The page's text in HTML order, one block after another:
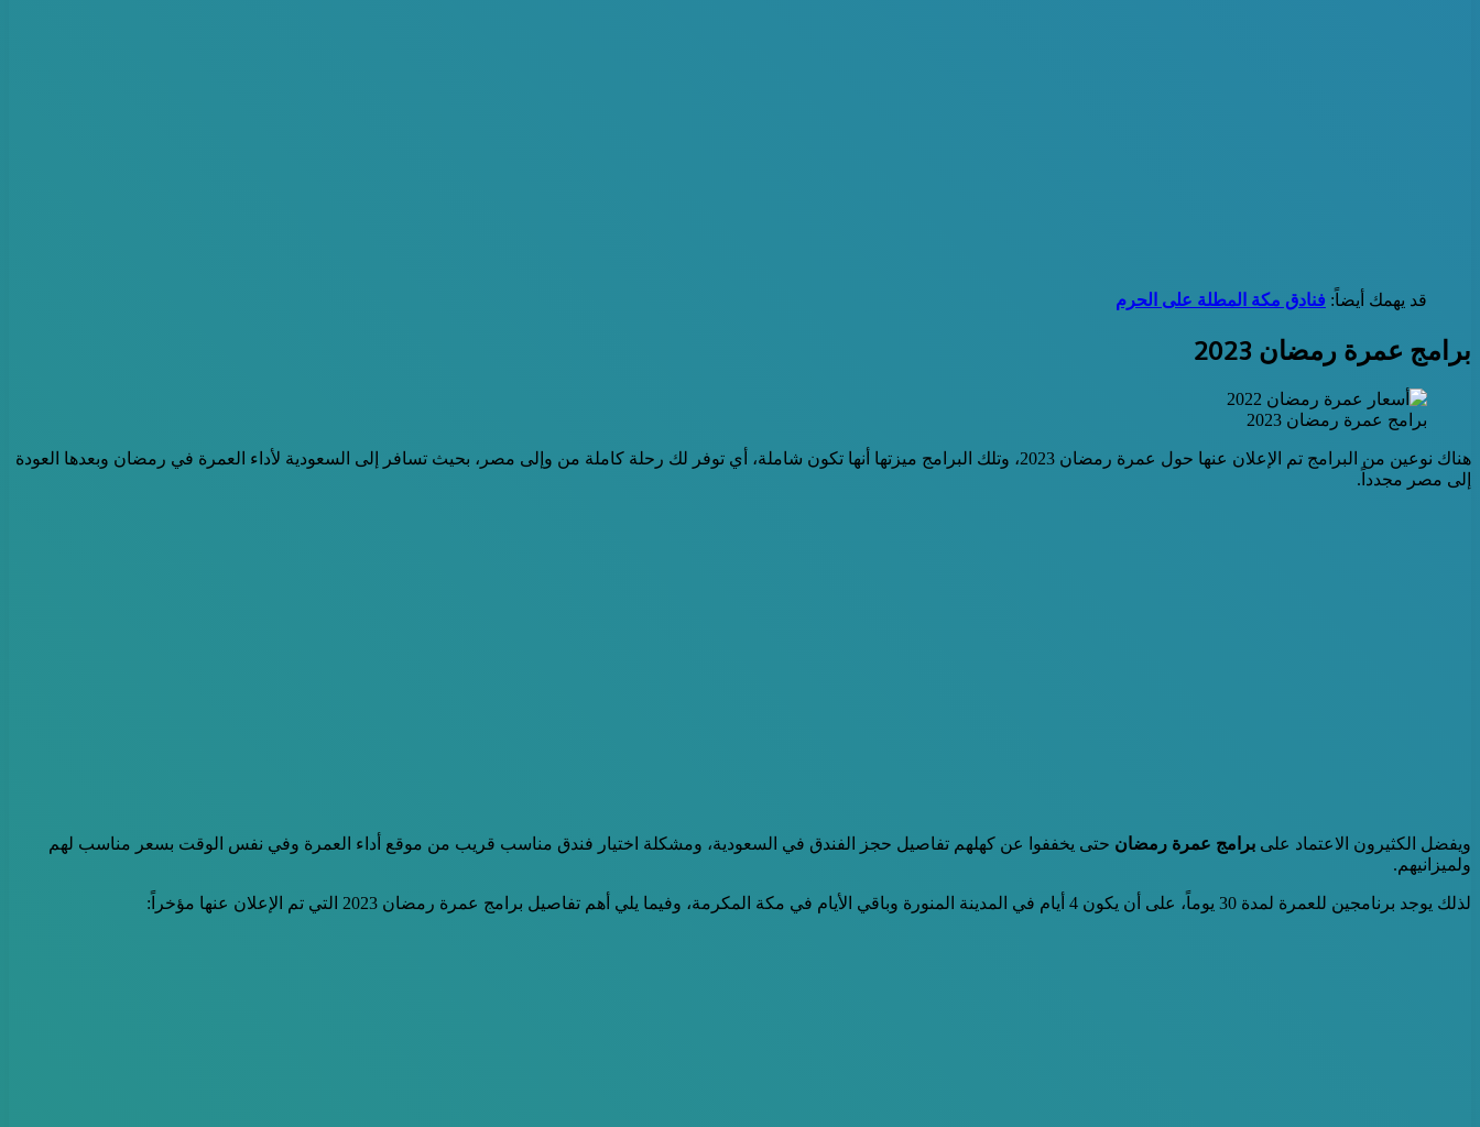
قد يهمك أيضاً: فنادق مكة المطلة على الحرم
برامج عمرة رمضان 2023
برامج عمرة رمضان 2023
هناك نوعين من البرامج تم الإعلان عنها حول عمرة رمضان 2023، وتلك البرامج ميزتها أنها تكون شاملة، أي توفر لك رحلة كاملة من وإلى مصر، بحيث تسافر إلى السعودية لأداء العمرة في رمضان وبعدها العودة
إلى مصر مجدداً.
ويفضل الكثيرون الاعتماد على برامج عمرة رمضان حتى يخففوا عن كهلهم تفاصيل حجز الفندق في السعودية، ومشكلة اختيار فندق مناسب قريب من موقع أداء العمرة وفي نفس الوقت بسعر مناسب لهم
ولميزانيهم.
لذلك يوجد برنامجين للعمرة لمدة 30 يوماً، على أن يكون 4 أيام في المدينة المنورة وباقي الأيام في مكة المكرمة، وفيما يلي أهم تفاصيل برامج عمرة رمضان 2023 التي تم الإعلان عنها مؤخراً: